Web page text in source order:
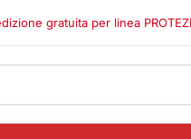
gratuita per linea